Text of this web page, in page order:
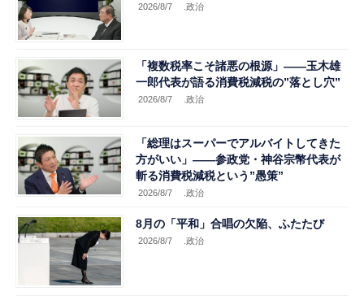
2026/8/7 .政治
「複数税率こそ諸悪の根源」――玉木雄
一郎代表が語る消費税減税の”落とし穴”
2026/8/7 .政治
「総理はスーパーでアルバイトしてきた
方がいい」――参政党・神谷宗幣代表が
斬る消費税減税という”愚策”
2026/8/7 .政治
8月の「平和」合唱の欠陥、ふたたび
2026/8/7 .政治